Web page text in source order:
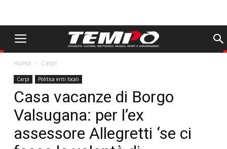
Home Carpi
Carpi Politica enti locali
Casa vacanze di Borgo
Valsugana: per l’ex
assessore Allegretti ‘se ci